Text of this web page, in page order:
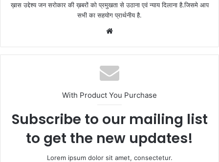
ख़ास उद्देश्य जन सरोकार की ख़बरों को प्रमुखता से उठाना एवं न्याय दिलाना है.जिसमे आप
सभी का सहयोग प्रार्थनीय है.
With Product You Purchase
Subscribe to our mailing list
to get the new updates!
Lorem ipsum dolor sit amet, consectetur.